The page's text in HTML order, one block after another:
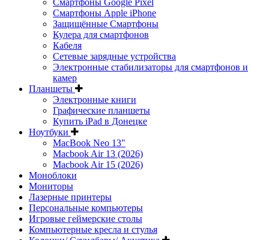
Смартфоны Google Pixel
Смартфоны Apple iPhone
Защищённые Смартфоны
Кулера для смартфонов
Кабеля
Сетевые зарядные устройства
Электронные стабилизаторы для смартфонов и
камер
Планшеты
Электронные книги
Графические планшеты
Купить iPad в Донецке
Ноутбуки
MacBook Neo 13"
Macbook Air 13 (2026)
Macbook Air 15 (2026)
Моноблоки
Мониторы
Лазерные принтеры
Персональные компьютеры
Игровые геймерские столы
Компьютерные кресла и стулья